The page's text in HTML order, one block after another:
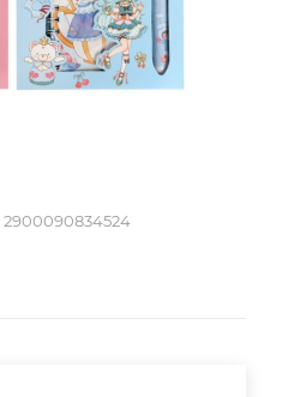
2900090834524